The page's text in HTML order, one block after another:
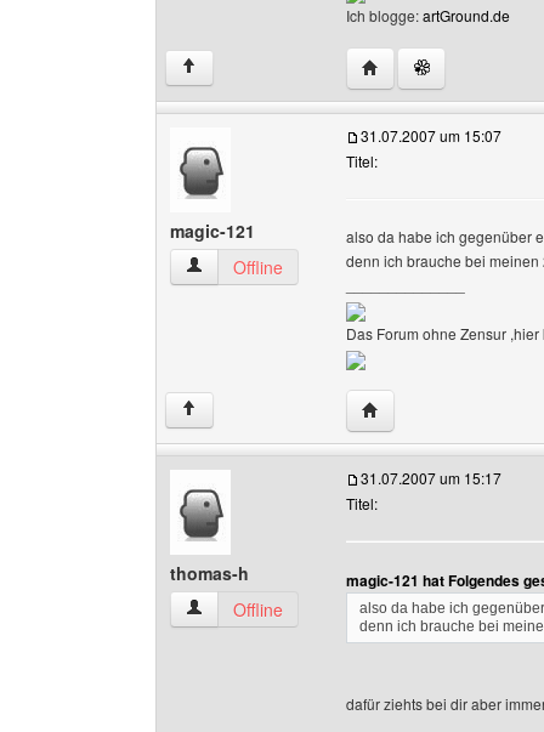
Ich blogge:artGround.de
↑ Website dieses
magic-121
magic-121 Benutzer-Profile anzeigen
Offline
31.07.2007 um 15:07
Titel:
also da habe ich gegenüber
denn ich brauche bei
Das Forum ohne Zensur
↑ Website dieses
thomas-h
thomas-h Benutzer-Profile anzeigen
Offline
31.07.2007 um 15:17
Titel:
magic-121 hat Folgendes
also da habe ich
denn ich brauche bei
dafür ziehts bei dir aber